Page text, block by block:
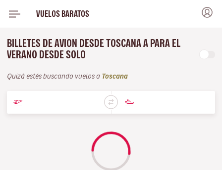
VUELOS BARATOS
BILLETES DE AVION DESDE TOSCANA A PARA EL
VERANO DESDE SOLO
Quizá estés buscando vuelos a Toscana